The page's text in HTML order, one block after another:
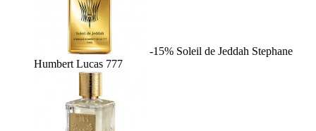
-15% Soleil de Jeddah Stephane
Humbert Lucas 777